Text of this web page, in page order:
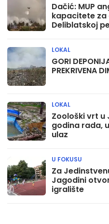
Dačić: MUP
kapacitete za
Deliblatskoj
GORI
PREKRIVENA
LOKAL
Zoološki vrt u
godina rada,
ulaz
LOKAL
Za
Jagodini
igralište
U FOKUSU